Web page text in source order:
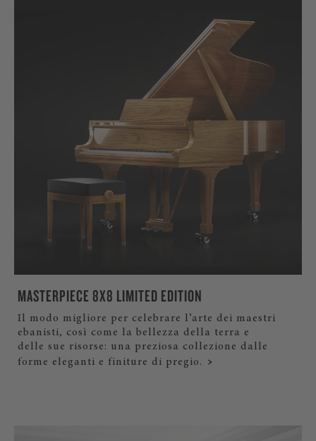
MASTERPIECE 8X8 LIMITED EDITION
Il modo migliore per celebrare l’arte dei maestri
ebanisti, così come la bellezza della terra e
delle sue risorse: una preziosa collezione dalle
forme eleganti e finiture di pregio.